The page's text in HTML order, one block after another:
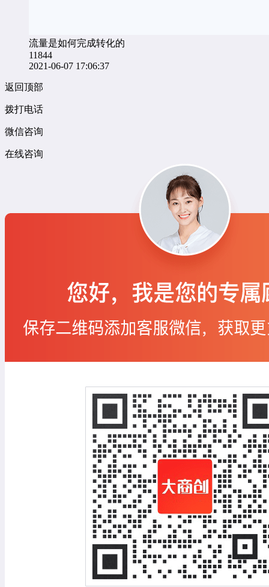
流量是如何完成转化的
11844
2021-06-07 17:06:37
返回顶部
拨打电话
微信咨询
在线咨询